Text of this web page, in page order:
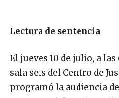
Lectura de sentencia
El jueves 10 de julio, a las
sala seis del Centro de
programó la audiencia